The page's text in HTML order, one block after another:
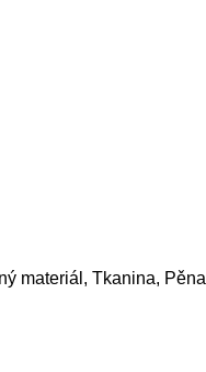
materiál, Tkanina,